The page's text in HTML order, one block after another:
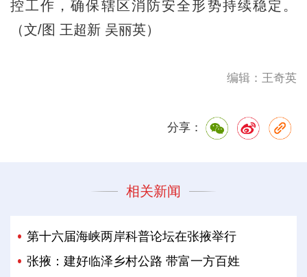
控工作，确保辖区消防安全形势持续稳定。
（文/图 王超新 吴丽英）
编辑：王奇英
分享：
相关新闻
第十六届海峡两岸科普论坛在张掖举行
张掖：建好临泽乡村公路 带富一方百姓